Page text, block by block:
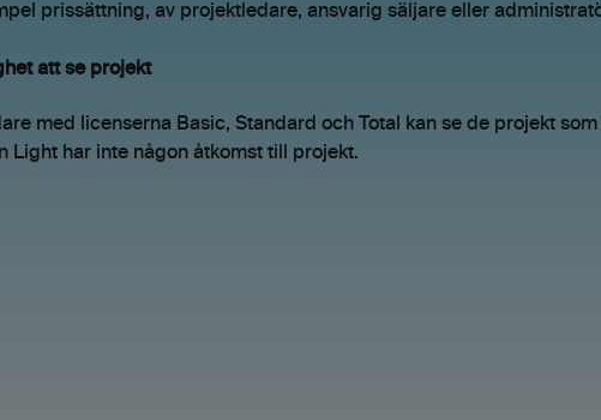
prissättning, av projektledare, ansvarig säljare eller
att se projekt
med licenserna Basic, Standard och Total kan se de projekt
Light har inte någon åtkomst till projekt.